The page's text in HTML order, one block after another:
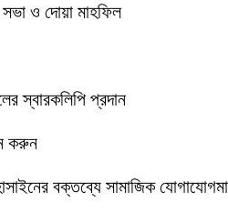
ও দোয়া মাহফিল
স্বারকলিপি প্রদান
করুন
বক্তব্যে সামাজিক